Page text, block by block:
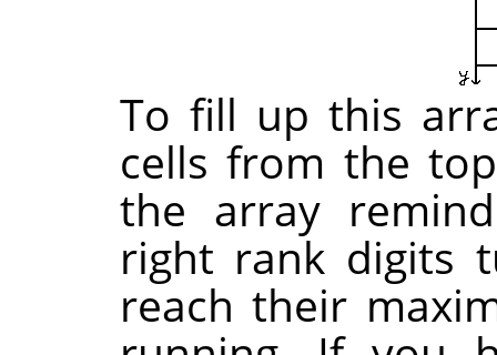
To fill up this
cells from the
the array
right rank digits
reach their